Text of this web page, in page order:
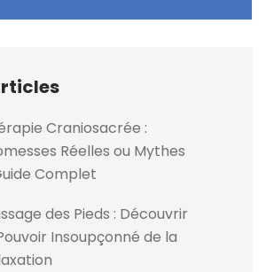
Craniosacrée :
Réelles ou Mythes
Complet
des Pieds : Découvrir
Insoupçonné de la